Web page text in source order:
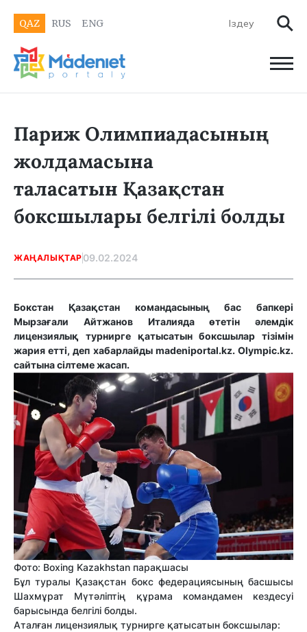
QAZ RUS ENG
Париж Олимпиадасының
жолдамасына
таласатын Қазақстан
боксшылары белгілі болды
ЖАҢАЛЫҚТАР 09.02.2024
Бокстан Қазақстан командасының бас бапкері
Мырзағали Айтжанов Италияда өтетін әлемдік
лицензиялық турнирге қатысатын боксшылар тізімін
жария етті, деп хабарлайды madeniportal.kz.Olympic.kz.
сайтына сілтеме жасап.
Фото: Boxing Kazakhstan парақшасы
Бұл туралы Қазақстан бокс федерациясының басшысы
Шахмұрат Мүтәліптің құрама командамен кездесуі
барысында белгілі болды.
Аталған лицензиялық турнирге қатысатын боксшылар: